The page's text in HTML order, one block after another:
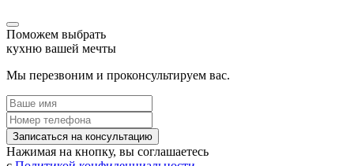
Поможем выбрать
кухню вашей мечты
Мы перезвоним и проконсультируем вас.
Записаться на консультацию
Нажимая на кнопку, вы соглашаетесь